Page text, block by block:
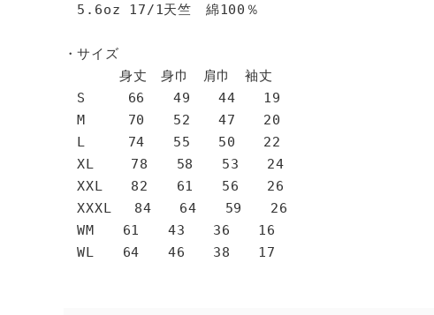
5.6oz 17/1天竺 綿100％
・サイズ
身丈 身巾 肩巾 袖丈
S 66 49 44 19
M 70 52 47 20
L 74 55 50 22
XL 78 58 53 24
XXL 82 61 56 26
XXXL 84 64 59 26
WM 61 43 36 16
WL 64 46 38 17